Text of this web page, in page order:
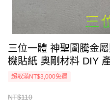
三位一體 神聖圖騰金
機貼紙 奧剛材料 DIY
超取滿NT$3,000免運
NT$110